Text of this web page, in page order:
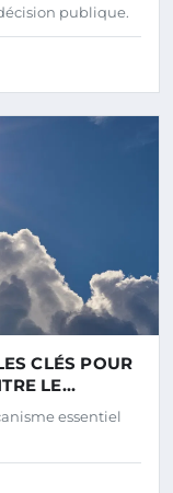
publique.
CLÉS POUR
LE
essentiel